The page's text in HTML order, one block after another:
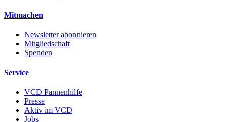
Mitmachen
Newsletter abonnieren
Mitgliedschaft
Spenden
Service
VCD Pannenhilfe
Presse
Aktiv im VCD
Jobs